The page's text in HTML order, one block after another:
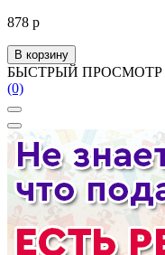
878 р
В корзину
БЫСТРЫЙ ПРОСМОТР
(0)